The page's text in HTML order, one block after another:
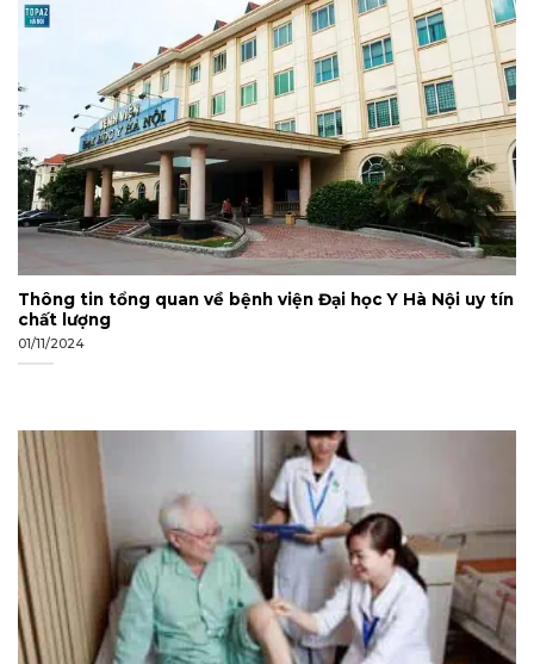
Thông tin tổng quan về bệnh viện Đại học Y Hà Nội uy tín
chất lượng
01/11/2024